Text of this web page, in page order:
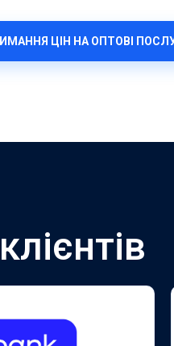
ЦІН НА ОПТОВІ